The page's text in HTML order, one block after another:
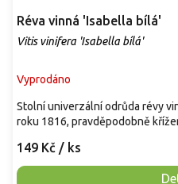
Réva vinná 'Isabella bílá'
Vitis vinifera 'Isabella bílá'
Vyprodáno
149 Kč / ks
Stolní univerzální odrůda révy
roku 1816, pravděpodobně